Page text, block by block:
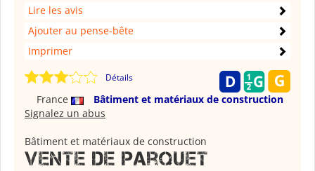
Lire les avis
Ajouter au pense-bête
Imprimer
Détails
France
Bâtiment et matériaux de construction
Signalez un abus
Bâtiment et matériaux de construction
Vente de parquet